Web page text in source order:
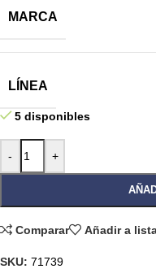
MARCA
LÍNEA
5 disponibles
- +
Comparar Añadir a
SKU: 71739